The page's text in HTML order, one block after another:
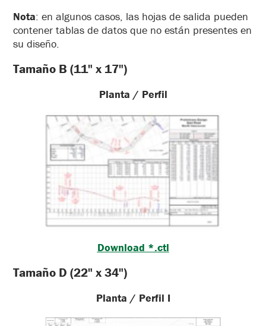
Nota: en algunos casos, las hojas de salida pueden
contener tablas de datos que no están presentes en
su diseño.
Tamaño B (11" x 17")
Planta / Perfil
Download *.ctl
Tamaño D (22" x 34")
Planta / Perfil I